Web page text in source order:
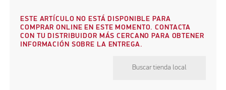
ESTE ARTÍCULO NO ESTÁ DISPONIBLE PARA
COMPRAR ONLINE EN ESTE MOMENTO. CONTACTA
CON TU DISTRIBUIDOR MÁS CERCANO PARA OBTENER
INFORMACIÓN SOBRE LA ENTREGA.
Buscar tienda local